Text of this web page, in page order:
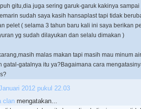
gitu,dia juga sering garuk-garuk kakinya sampai
sudah saya kasih hansaplast tapi tidak
pelet ( selama 3 tahun baru kali ini saya berikan
yg sudah dilayukan dan selalu dimakan )
malas makan tapi masih mau minum
gatal-gatalnya itu ya?Bagaimana cara
2012 pukul 22.03
clan mengatakan...